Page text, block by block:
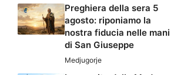
Preghiera della sera 5
agosto: riponiamo la
nostra fiducia nelle mani
di San Giuseppe
Medjugorje